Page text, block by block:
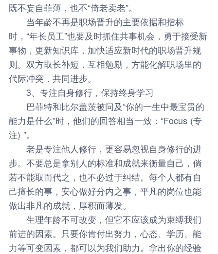
既不妄自菲薄，也不“倚老卖老”。
当年龄不再是职场晋升的主要依据和指标
时，“年长员工”也要及时抓住共事机会，勇于接受新
事物，更新知识库，加快适应新时代的职场晋升规
则。双方取长补短，互相勉励，方能化解职场里的
代际冲突，共同进步。
3、专注自身修行，保持终身学习
巴菲特和比尔盖茨被问及“你的一生中最宝贵的
能力是什么”时，他们的回答相当一致：“Focus (专
注) ”。
老是专注他人修行，更容易忽视自身修行的进
步。不要总是拿别人的标准和成就来衡量自己，倘
若不能取而代之，也不必过于纠结。每个人都有自
己擅长的事，安心做好分内之事，平凡的岗位也能
做出非凡的成就，厚积而薄发。
生理年龄不可改变，但它不应该成为束缚我们
前进的因素。只要你肯付出努力，心态、学历、能
力等可变因素，都可以为我们助力。拿出你的经验